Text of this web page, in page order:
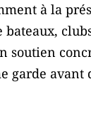
à la
soutien
avant